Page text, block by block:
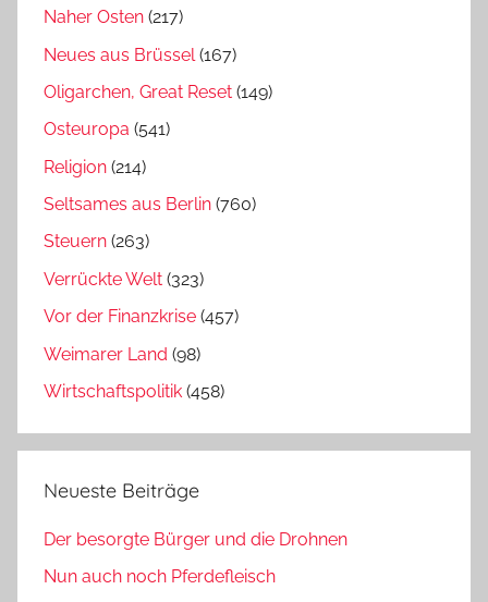
Naher Osten (217)
Neues aus Brüssel (167)
Oligarchen, Great Reset (149)
Osteuropa (541)
Religion (214)
Seltsames aus Berlin (760)
Steuern (263)
Verrückte Welt (323)
Vor der Finanzkrise (457)
Weimarer Land (98)
Wirtschaftspolitik (458)
Neueste Beiträge
Der besorgte Bürger und die Drohnen
Nun auch noch Pferdefleisch